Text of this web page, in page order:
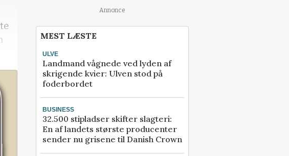
Annonce
MEST LÆSTE
ULVE
Landmand vågnede ved lyden af
skrigende kvier: Ulven stod på
foderbordet
BUSINESS
32.500 stipladser skifter slagteri:
En af landets største producenter
sender nu grisene til Danish Crown